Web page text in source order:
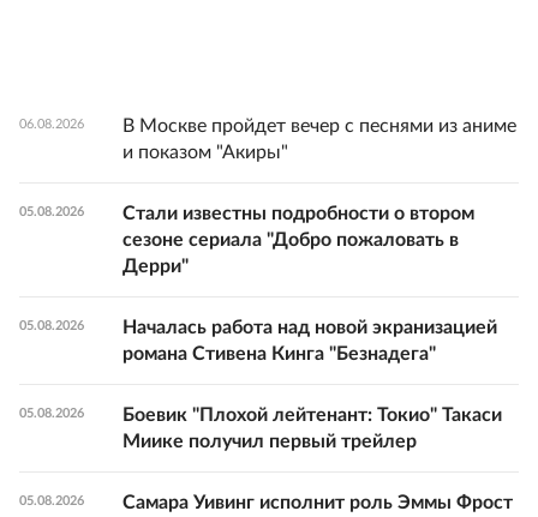
06.08.2026
В Москве пройдет вечер с песнями из аниме
и показом "Акиры"
05.08.2026
Стали известны подробности о втором
сезоне сериала "Добро пожаловать в
Дерри"
05.08.2026
Началась работа над новой экранизацией
романа Стивена Кинга "Безнадега"
05.08.2026
Боевик "Плохой лейтенант: Токио" Такаси
Миике получил первый трейлер
05.08.2026
Самара Уивинг исполнит роль Эммы Фрост